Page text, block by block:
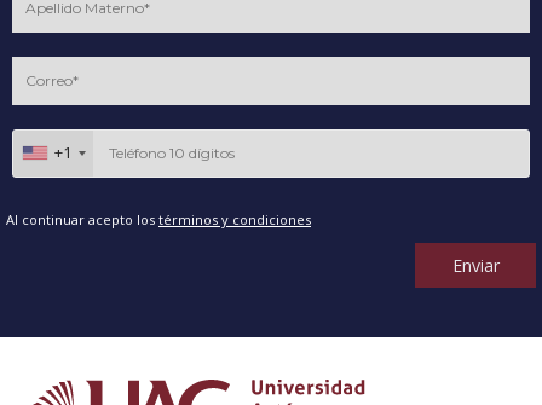
+1
Al continuar acepto los términos y condiciones
Enviar